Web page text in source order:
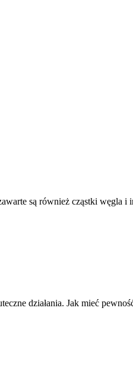
są również cząstki
działania. Jak mieć